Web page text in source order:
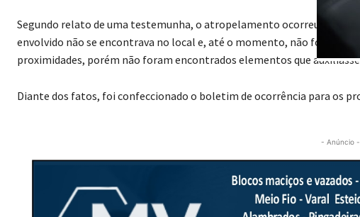
Segundo relato de uma testemunha, o atropelamento ocorreu
envolvido não se encontrava no local e, até o momento, não foi
proximidades, porém não foram encontrados elementos que
Diante dos fatos, foi confeccionado o boletim de ocorrência para os
- Anúncio -